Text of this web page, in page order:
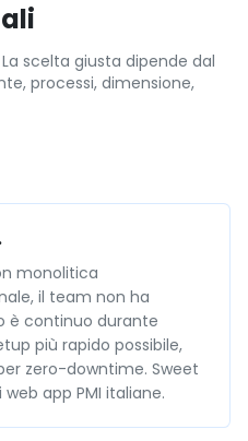
scelta giusta dipende dal
processi, dimensione,
monolitica
il team non ha
è continuo durante
più rapido possibile,
zero-downtime. Sweet
app PMI italiane.